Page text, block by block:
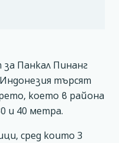
Панкал Пинанг
търсят
което в района
и 40 метра.
сред които 3